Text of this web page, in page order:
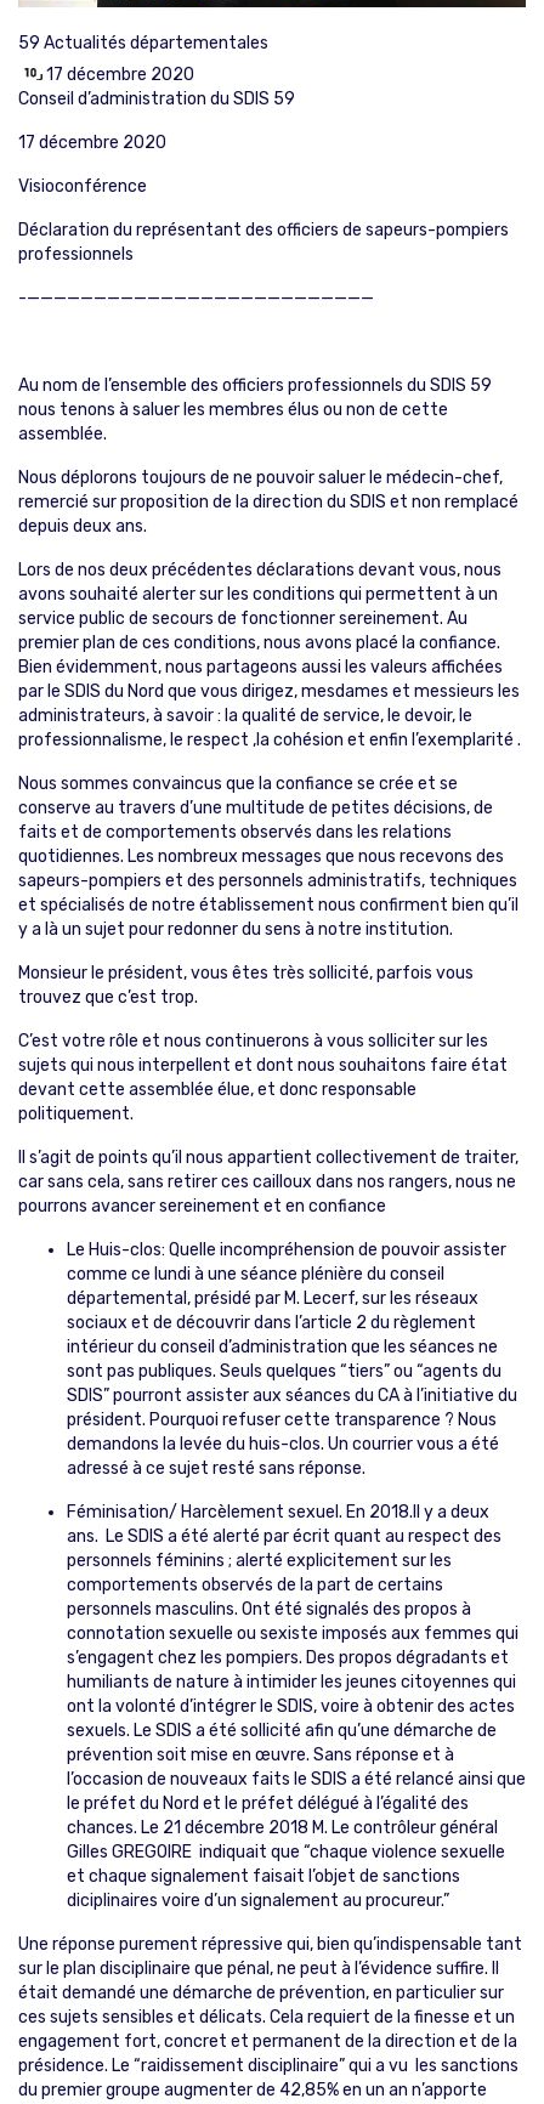
59 Actualités départementales
17 décembre 2020
Conseil d’administration du SDIS 59
17 décembre 2020
Visioconférence
Déclaration du représentant des officiers de sapeurs-pompiers
professionnels
-——————————————————————————
Au nom de l’ensemble des officiers professionnels du SDIS 59
nous tenons à saluer les membres élus ou non de cette
assemblée.
Nous déplorons toujours de ne pouvoir saluer le médecin-chef,
remercié sur proposition de la direction du SDIS et non remplacé
depuis deux ans.
Lors de nos deux précédentes déclarations devant vous, nous
avons souhaité alerter sur les conditions qui permettent à un
service public de secours de fonctionner sereinement. Au
premier plan de ces conditions, nous avons placé la confiance.
Bien évidemment, nous partageons aussi les valeurs affichées
par le SDIS du Nord que vous dirigez, mesdames et messieurs les
administrateurs, à savoir : la qualité de service, le devoir, le
professionnalisme, le respect ,la cohésion et enfin l’exemplarité .
Nous sommes convaincus que la confiance se crée et se
conserve au travers d’une multitude de petites décisions, de
faits et de comportements observés dans les relations
quotidiennes. Les nombreux messages que nous recevons des
sapeurs-pompiers et des personnels administratifs, techniques
et spécialisés de notre établissement nous confirment bien qu’il
y a là un sujet pour redonner du sens à notre institution.
Monsieur le président, vous êtes très sollicité, parfois vous
trouvez que c’est trop.
C’est votre rôle et nous continuerons à vous solliciter sur les
sujets qui nous interpellent et dont nous souhaitons faire état
devant cette assemblée élue, et donc responsable
politiquement.
Il s’agit de points qu’il nous appartient collectivement de traiter,
car sans cela, sans retirer ces cailloux dans nos rangers, nous ne
pourrons avancer sereinement et en confiance
Le Huis-clos: Quelle incompréhension de pouvoir assister
comme ce lundi à une séance plénière du conseil
départemental, présidé par M. Lecerf, sur les réseaux
sociaux et de découvrir dans l’article 2 du règlement
intérieur du conseil d’administration que les séances ne
sont pas publiques. Seuls quelques “tiers” ou “agents du
SDIS” pourront assister aux séances du CA à l’initiative du
président. Pourquoi refuser cette transparence ? Nous
demandons la levée du huis-clos. Un courrier vous a été
adressé à ce sujet resté sans réponse.
Féminisation/ Harcèlement sexuel. En 2018.Il y a deux
ans. Le SDIS a été alerté par écrit quant au respect des
personnels féminins ; alerté explicitement sur les
comportements observés de la part de certains
personnels masculins. Ont été signalés des propos à
connotation sexuelle ou sexiste imposés aux femmes qui
s’engagent chez les pompiers. Des propos dégradants et
humiliants de nature à intimider les jeunes citoyennes qui
ont la volonté d’intégrer le SDIS, voire à obtenir des actes
sexuels. Le SDIS a été sollicité afin qu’une démarche de
prévention soit mise en œuvre. Sans réponse et à
l’occasion de nouveaux faits le SDIS a été relancé ainsi que
le préfet du Nord et le préfet délégué à l’égalité des
chances. Le 21 décembre 2018 M. Le contrôleur général
Gilles GREGOIRE indiquait que “chaque violence sexuelle
et chaque signalement faisait l’objet de sanctions
diciplinaires voire d’un signalement au procureur.”
Une réponse purement répressive qui, bien qu’indispensable tant
sur le plan disciplinaire que pénal, ne peut à l’évidence suffire. Il
était demandé une démarche de prévention, en particulier sur
ces sujets sensibles et délicats. Cela requiert de la finesse et un
engagement fort, concret et permanent de la direction et de la
présidence. Le “raidissement disciplinaire” qui a vu les sanctions
du premier groupe augmenter de 42,85% en un an n’apporte